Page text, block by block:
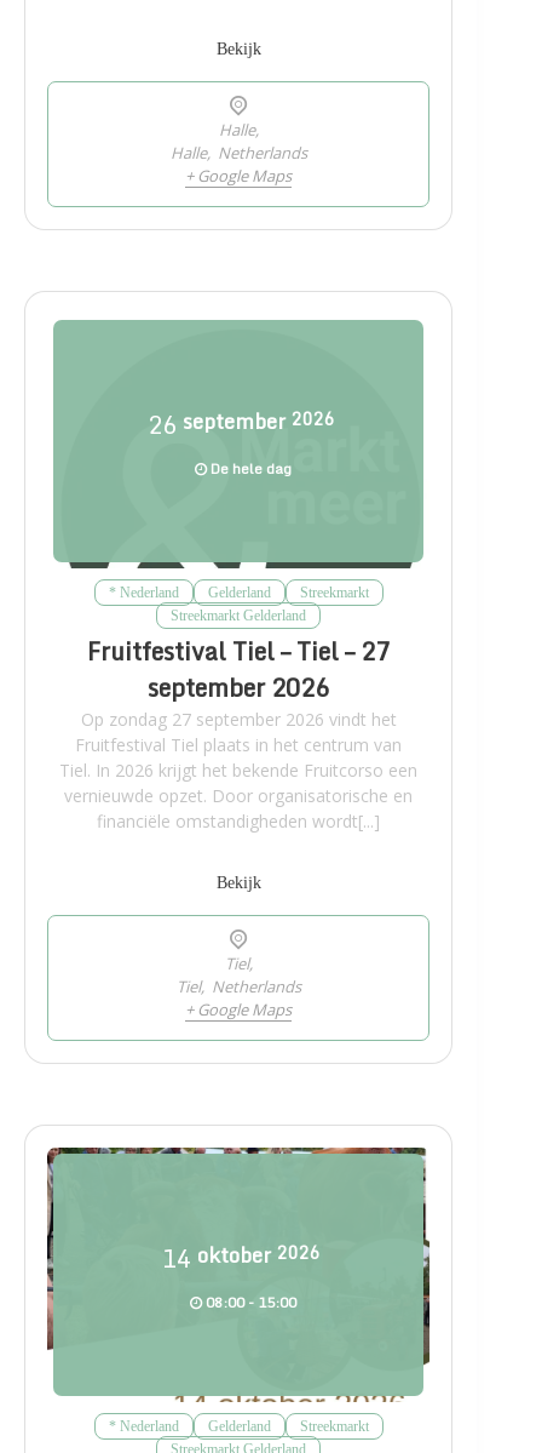
Bekijk
Halle,
Halle, Netherlands
+ Google Maps
26 september 2026
De hele dag
* Nederland Gelderland
Streekmarkt
Streekmarkt Gelderland
Fruitfestival Tiel – Tiel – 27
september 2026
Op zondag 27 september 2026 vindt het
Fruitfestival Tiel plaats in het centrum van
Tiel. In 2026 krijgt het bekende Fruitcorso een
vernieuwde opzet. Door organisatorische en
financiële omstandigheden wordt[...]
Bekijk
Tiel,
Tiel, Netherlands
+ Google Maps
14 oktober 2026
08:00 - 15:00
* Nederland Gelderland
Streekmarkt
Streekmarkt Gelderland